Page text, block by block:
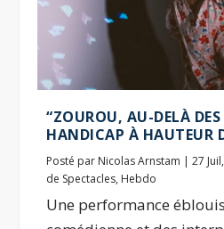
“ZOUROU, AU-DELÀ
HANDICAP À HAUTEUR
Posté par Nicolas Arnstam |27
de Spectacles, Hebdo
Une performance